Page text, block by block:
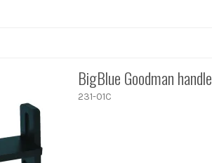
BigBlue Goodman handle
231-01C